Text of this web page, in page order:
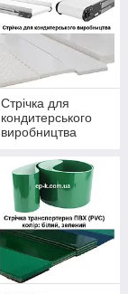
Стрічка для
кондитерського
виробництва